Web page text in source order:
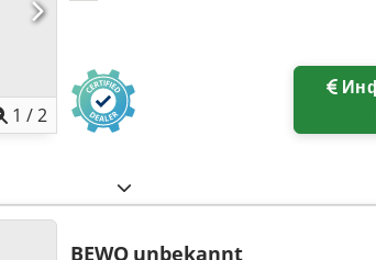
1 /2
BEWO unbekannt